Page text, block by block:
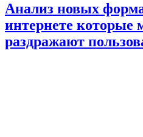
Анализ новых
интернете которые
раздражают